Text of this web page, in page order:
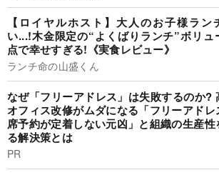
【ロイヤルホスト】大人のお子様ラン
い...!木金限定の“よくばりランチ”ボリュ
点で幸せすぎる!《実食レビュー》
ランチ命の山盛くん
なぜ「フリーアドレス」は失敗するのか?
オフィス改修がムダになる「フリーアドレ
席予約が定着しない元凶」と組織の生産性
る解決策とは
PR